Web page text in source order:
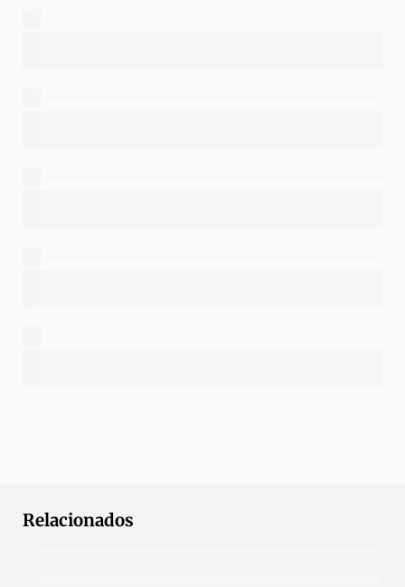
Relacionados